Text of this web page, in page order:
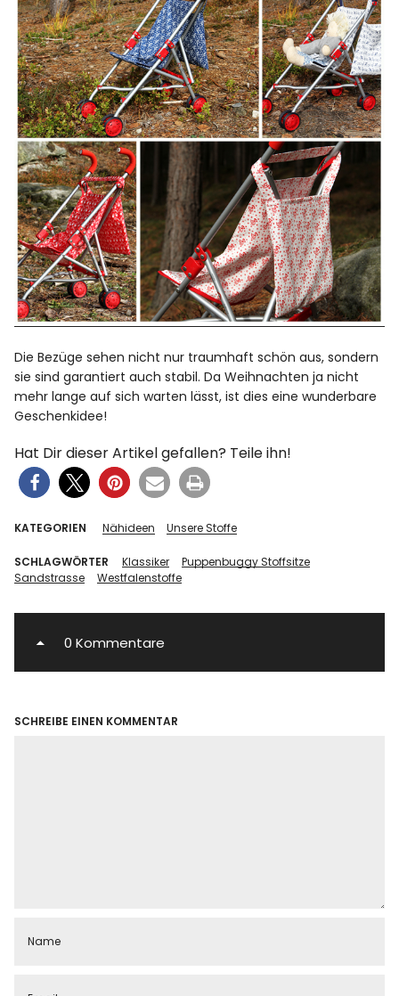
Die Bezüge sehen nicht nur traumhaft schön aus, sondern
sie sind garantiert auch stabil. Da Weihnachten ja nicht
mehr lange auf sich warten lässt, ist dies eine wunderbare
Geschenkidee!
Hat Dir dieser Artikel gefallen? Teile ihn!
KATEGORIEN Nähideen Unsere Stoffe
SCHLAGWÖRTER Klassiker
Puppenbuggy Stoffsitze
Sandstrasse
Westfalenstoffe
0 Kommentare
SCHREIBE EINEN KOMMENTAR